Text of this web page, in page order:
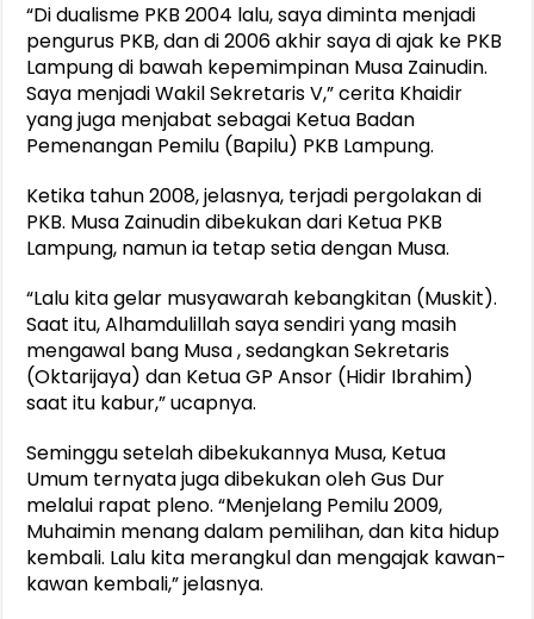
“Di dualisme PKB 2004 lalu, saya diminta menjadi
pengurus PKB, dan di 2006 akhir saya di ajak ke PKB
Lampung di bawah kepemimpinan Musa Zainudin.
Saya menjadi Wakil Sekretaris V,” cerita Khaidir
yang juga menjabat sebagai Ketua Badan
Pemenangan Pemilu (Bapilu) PKB Lampung.
Ketika tahun 2008, jelasnya, terjadi pergolakan di
PKB. Musa Zainudin dibekukan dari Ketua PKB
Lampung, namun ia tetap setia dengan Musa.
“Lalu kita gelar musyawarah kebangkitan (Muskit).
Saat itu, Alhamdulillah saya sendiri yang masih
mengawal bang Musa , sedangkan Sekretaris
(Oktarijaya) dan Ketua GP Ansor (Hidir Ibrahim)
saat itu kabur,” ucapnya.
Seminggu setelah dibekukannya Musa, Ketua
Umum ternyata juga dibekukan oleh Gus Dur
melalui rapat pleno. “Menjelang Pemilu 2009,
Muhaimin menang dalam pemilihan, dan kita hidup
kembali. Lalu kita merangkul dan mengajak kawan-
kawan kembali,” jelasnya.